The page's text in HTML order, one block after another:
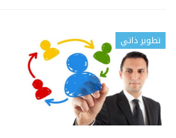
تطوير ذاتي